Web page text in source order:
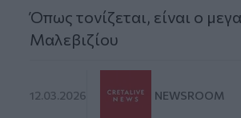
Όπως τονίζεται, είναι ο
Μαλεβιζίου
12.03.2026 NEWSROOM